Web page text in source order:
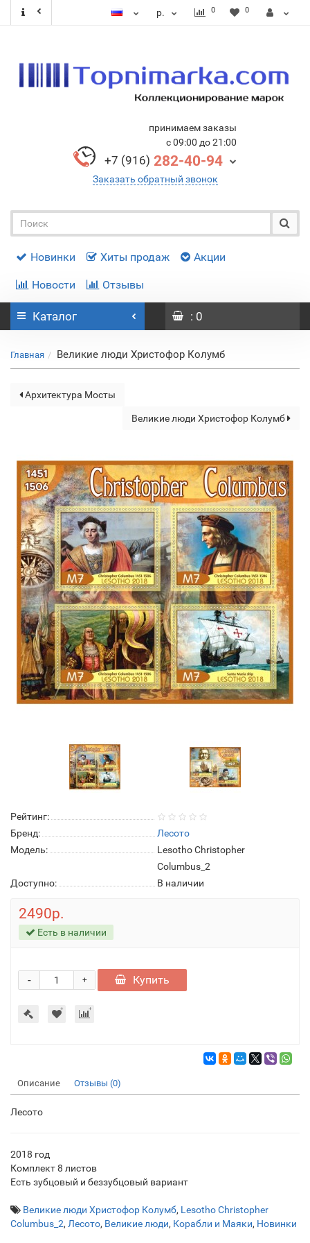
р. 0 0
принимаем заказы
с 09:00 до 21:00
+7 (916) 282-40-94
Заказать обратный звонок
Новинки Хиты продаж Акции
Новости Отзывы
Каталог : 0
Главная Великие люди Христофор Колумб
Архитектура Мосты
Великие люди Христофор Колумб
Рейтинг:
Бренд:
Лесото
Модель:
Lesotho Christopher
Columbus_2
Доступно:
В наличии
2490р.
Есть в наличии
+
- Купить
Описание Отзывы (0)
Лесото
2018 год
Комплект 8 листов
Есть зубцовый и беззубцовый вариант
Великие люди Христофор Колумб, Lesotho Christopher
Columbus_2, Лесото, Великие люди, Корабли и Маяки, Новинки